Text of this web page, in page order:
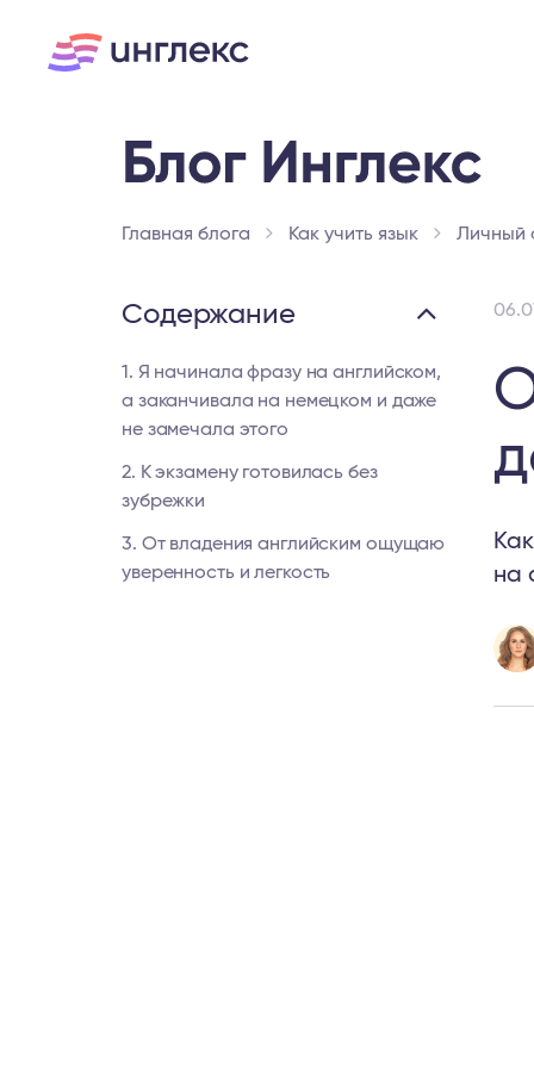
Главная блога Как учить язык Личный
на
Содержание
1. Я начинала фразу на английском,
а заканчивала на немецком и даже
не замечала этого
2. К экзамену готовилась без
зубрежки
3. От владения английским ощущаю
уверенность и легкость